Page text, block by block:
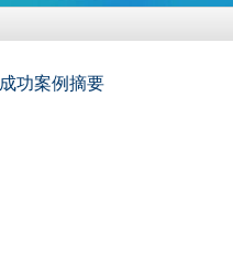
功案例摘要